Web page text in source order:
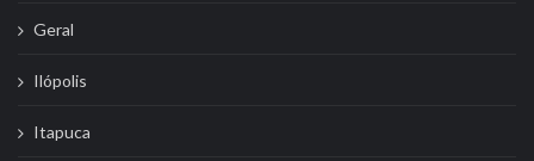
Geral
Ilópolis
Itapuca